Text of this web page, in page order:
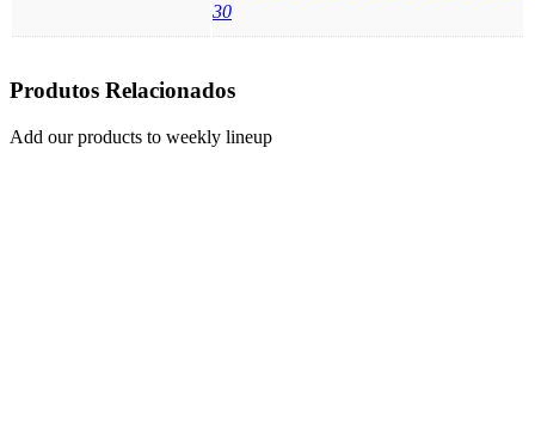
30
Produtos Relacionados
Add our products to weekly lineup